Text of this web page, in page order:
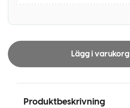
Lägg i varukorg
Produktbeskrivning